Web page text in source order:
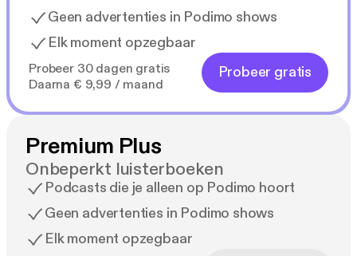
Geen advertenties in Podimo shows
Elk moment opzegbaar
Probeer 30 dagen gratis
Daarna € 9,99 / maand
Probeer gratis
Premium Plus
Onbeperkt luisterboeken
Podcasts die je alleen op Podimo hoort
Geen advertenties in Podimo shows
Elk moment opzegbaar